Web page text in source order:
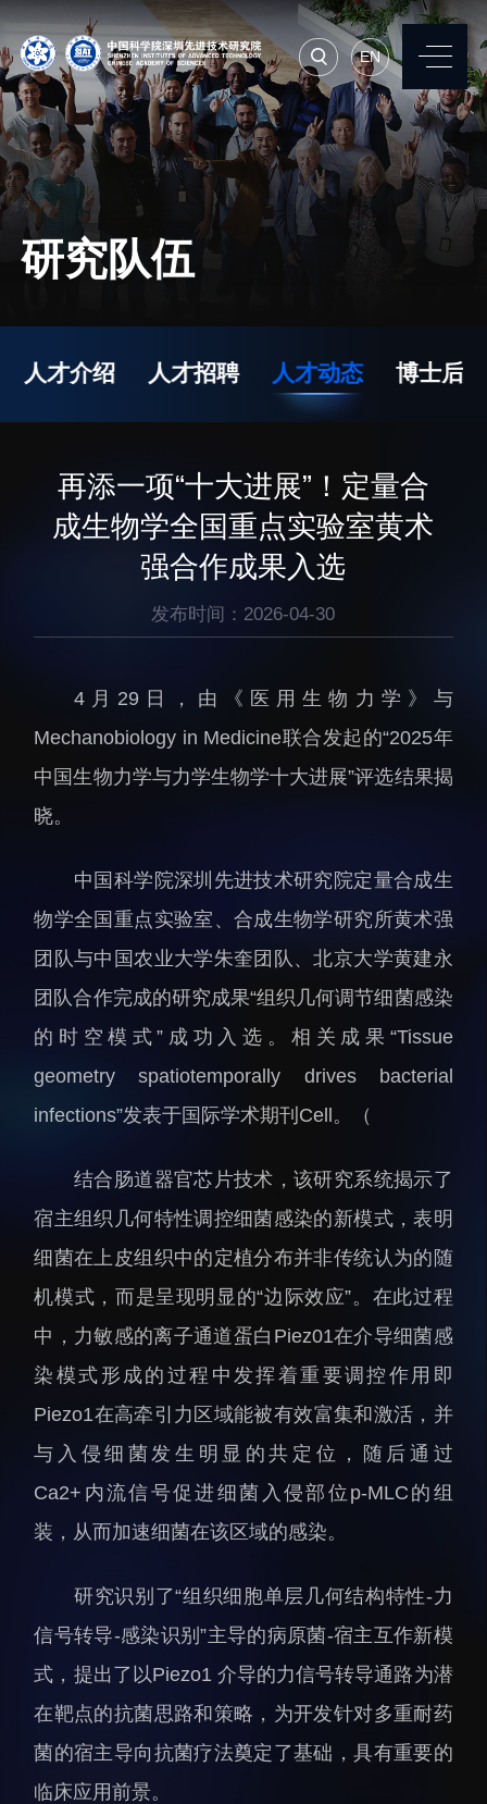
EN
常用系统 人才招聘 联系我们 EN
机构简介
院长寄语
统计数据
研究机构
先进集成技术研究所
生物医学与健康工程研
究所
生物医药与技术研究所
脑认知与脑疾病研究所
合成生物学研究所
材料人工智能研究所
人才概况
人才介绍
人才招聘
人才动态
博士后
综合处
科研管理处
创新融合处
人力资源处
财务资产处
合作转化处
教育处
监督审计处
支撑平台处
产业发展中心
科研诚信与伦理委员会
实验动物管理
分析测试中心
要闻播报
科研进展
综合新闻
合作交流
科学普及
先进视界
研究队伍
人才介绍 人才招聘 人才动态 博士后
再添一项“十大进展”！定量合
成生物学全国重点实验室黄术
强合作成果入选
发布时间：2026-04-30
4月29日，由《医用生物力学》与
Mechanobiology in Medicine联合发起的“2025年
中国生物力学与力学生物学十大进展”评选结果揭
晓。
中国科学院深圳先进技术研究院定量合成生
物学全国重点实验室、合成生物学研究所黄术强
团队与中国农业大学朱奎团队、北京大学黄建永
团队合作完成的研究成果“组织几何调节细菌感染
的时空模式”成功入选。相关成果“Tissue
geometry spatiotemporally drives bacterial
infections”发表于国际学术期刊Cell。（
结合肠道器官芯片技术，该研究系统揭示了
宿主组织几何特性调控细菌感染的新模式，表明
细菌在上皮组织中的定植分布并非传统认为的随
机模式，而是呈现明显的“边际效应”。在此过程
中，力敏感的离子通道蛋白Piez01在介导细菌感
染模式形成的过程中发挥着重要调控作用即
Piezo1在高牵引力区域能被有效富集和激活，并
与入侵细菌发生明显的共定位，随后通过
Ca2+内流信号促进细菌入侵部位p-MLC的组
装，从而加速细菌在该区域的感染。
研究识别了“组织细胞单层几何结构特性-力
信号转导-感染识别”主导的病原菌-宿主互作新模
式，提出了以Piezo1 介导的力信号转导通路为潜
在靶点的抗菌思路和策略，为开发针对多重耐药
菌的宿主导向抗菌疗法奠定了基础，具有重要的
临床应用前景。